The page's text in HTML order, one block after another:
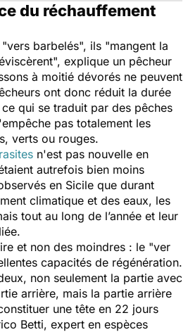
du réchauffement
barbelés", ils "mangent la
", explique un pêcheur
à moitié dévorés ne peuvent
ont donc réduit la durée
qui se traduit par des pêches
pas totalement les
verts ou rouges.
n'est pas nouvelle en
autrefois bien moins
en Sicile que durant
climatique et des eaux, les
tout au long de l’année et leur
et non des moindres : le "ver
capacités de régénération.
non seulement la partie avec
arrière, mais la partie arrière
une tête en 22 jours
Betti, expert en espèces